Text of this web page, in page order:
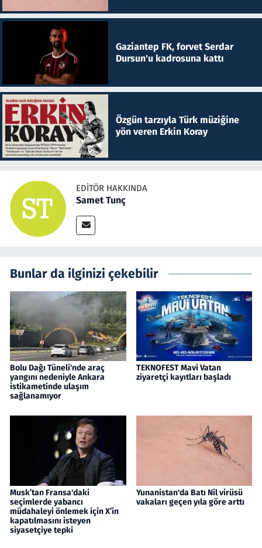
Gaziantep FK, forvet Serdar
Dursun'u kadrosuna kattı
Özgün tarzıyla Türk müziğine
yön veren Erkin Koray
EDITÖR HAKKINDA
Samet Tunç
Bunlar da ilginizi çekebilir
Bolu Dağı Tüneli'nde araç
yangını nedeniyle Ankara
istikametinde ulaşım
sağlanamıyor
TEKNOFEST Mavi Vatan
ziyaretçi kayıtları başladı
Musk’tan Fransa'daki
seçimlerde yabancı
müdahaleyi önlemek için X’in
kapatılmasını isteyen
siyasetçiye tepki
Yunanistan'da Batı Nil virüsü
vakaları geçen yıla göre arttı